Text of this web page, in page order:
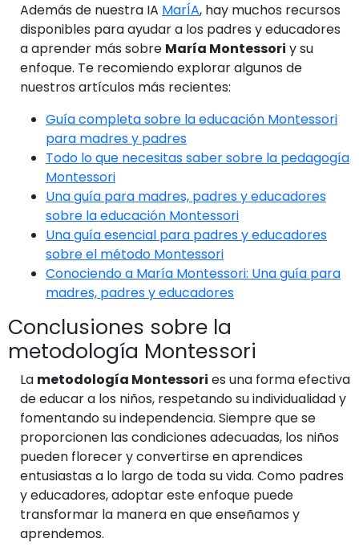
Además de nuestra IA MarÍA, hay muchos recursos
disponibles para ayudar a los padres y educadores
a aprender más sobre María Montessori y su
enfoque. Te recomiendo explorar algunos de
nuestros artículos más recientes:
Guía completa sobre la educación Montessori
para madres y padres
Todo lo que necesitas saber sobre la pedagogía
Montessori
Una guía para madres, padres y educadores
sobre la educación Montessori
Una guía esencial para padres y educadores
sobre el método Montessori
Conociendo a María Montessori: Una guía para
madres, padres y educadores
Conclusiones sobre la
metodología Montessori
La metodología Montessori es una forma efectiva
de educar a los niños, respetando su individualidad y
fomentando su independencia. Siempre que se
proporcionen las condiciones adecuadas, los niños
pueden florecer y convertirse en aprendices
entusiastas a lo largo de toda su vida. Como padres
y educadores, adoptar este enfoque puede
transformar la manera en que enseñamos y
aprendemos.